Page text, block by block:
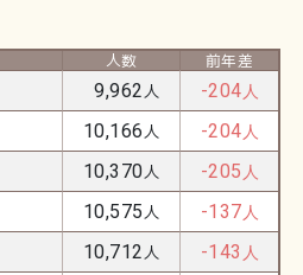
人数 前年差
9,962人 -204人
10,166人 -204人
10,370人 -205 人
10,575人 -137人
10,712人 -143 人